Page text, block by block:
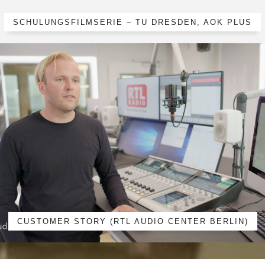
SCHULUNGSFILMSERIE – TU DRESDEN, AOK PLUS
CUSTOMER STORY (RTL AUDIO CENTER BERLIN)